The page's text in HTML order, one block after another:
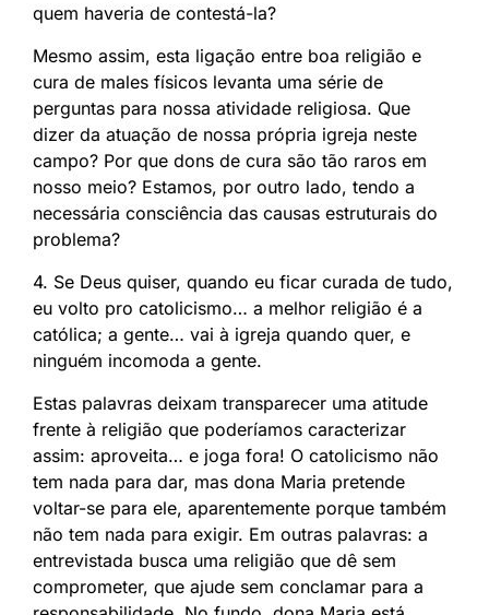
quem haveria de contestá-la?
Mesmo assim, esta ligação entre boa religião e
cura de males físicos levanta uma série de
perguntas para nossa atividade religiosa. Que
dizer da atuação de nossa própria igreja neste
campo? Por que dons de cura são tão raros em
nosso meio? Estamos, por outro lado, tendo a
necessária consciência das causas estruturais do
problema?
4. Se Deus quiser, quando eu ficar curada de tudo,
eu volto pro catolicismo… a melhor religião é a
católica; a gente… vai à igreja quando quer, e
ninguém incomoda a gente.
Estas palavras deixam transparecer uma atitude
frente à religião que poderíamos caracterizar
assim: aproveita… e joga fora! O catolicismo não
tem nada para dar, mas dona Maria pretende
voltar-se para ele, aparentemente porque também
não tem nada para exigir. Em outras palavras: a
entrevistada busca uma religião que dê sem
comprometer, que ajude sem conclamar para a